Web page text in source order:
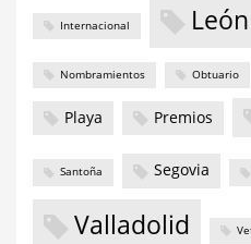
Internacional León
Nombramientos Obtuario
Playa Premios
Santoña Segovia
Valladolid